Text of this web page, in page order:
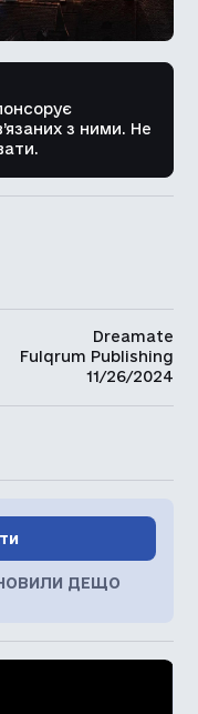
з ними. Не
Dreamate
Fulqrum Publishing
11/26/2024
ДЕЩО